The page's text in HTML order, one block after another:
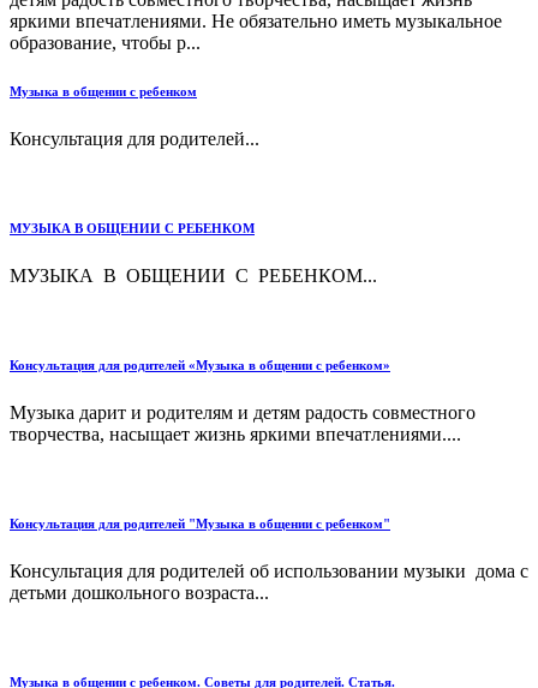
яркими впечатлениями. Не обязательно иметь музыкальное
образование, чтобы р...
Музыка в общении с ребенком
Консультация для родителей...
МУЗЫКА В ОБЩЕНИИ С РЕБЕНКОМ
МУЗЫКА В ОБЩЕНИИ С РЕБЕНКОМ...
Консультация для родителей «Музыка в общении с ребенком»
Музыка дарит и родителям и детям радость совместного
творчества, насыщает жизнь яркими впечатлениями....
Консультация для родителей "Музыка в общении с ребенком"
Консультация для родителей об использовании музыки дома с
детьми дошкольного возраста...
Музыка в общении с ребенком. Советы для родителей. Статья.